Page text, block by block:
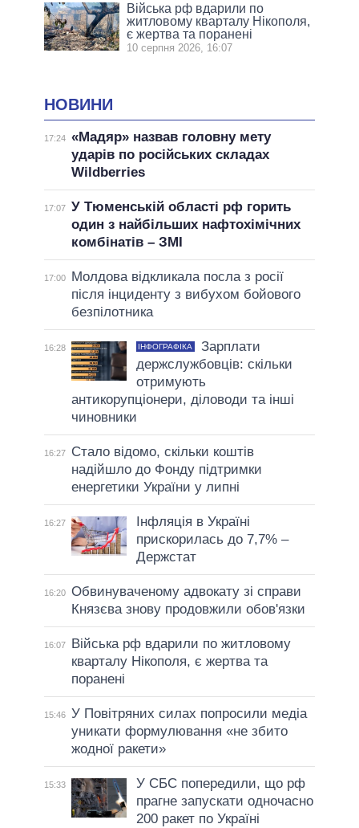
Війська рф вдарили по
житловому кварталу Нікополя,
є жертва та поранені
10 серпня 2026, 16:07
НОВИНИ
17:24 «Мадяр» назвав головну мету
ударів по російських складах
Wildberries
17:07 У Тюменській області рф горить
один з найбільших нафтохімічних
комбінатів – ЗМІ
17:00
Молдова відкликала посла з росії
після інциденту з вибухом бойового
безпілотника
16:28 ІНФОГРАФІКА
Зарплати
держслужбовців: скільки
отримують
антикорупціонери, діловоди та інші
чиновники
16:27
Стало відомо, скільки коштів
надійшло до Фонду підтримки
енергетики України у липні
16:27
Інфляція в Україні
прискорилась до 7,7% –
Держстат
16:20 Обвинуваченому адвокату зі справи
Князєва знову продовжили обов'язки
16:07
Війська рф вдарили по житловому
кварталу Нікополя, є жертва та
поранені
15:46 У Повітряних силах попросили медіа
уникати формулювання «не збито
жодної ракети»
15:33
У СБС попередили, що рф
прагне запускати одночасно
200 ракет по Україні